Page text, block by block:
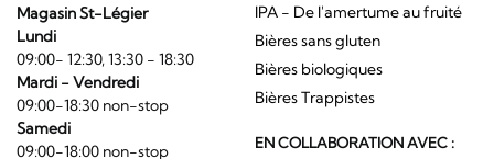
Magasin St-Légier
Lundi
09:00- 12:30, 13:30 - 18:30
Mardi - Vendredi
09:00-18:30 non-stop
Samedi
09:00-18:00 non-stop
IPA - De l'amertume au fruité
Bières sans gluten
Bières biologiques
Bières Trappistes
EN COLLABORATION AVEC :